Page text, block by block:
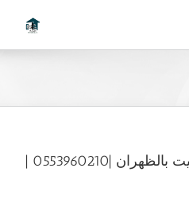
شركة جلي وتلميع الجرانيت بالظهران |0553960210 |